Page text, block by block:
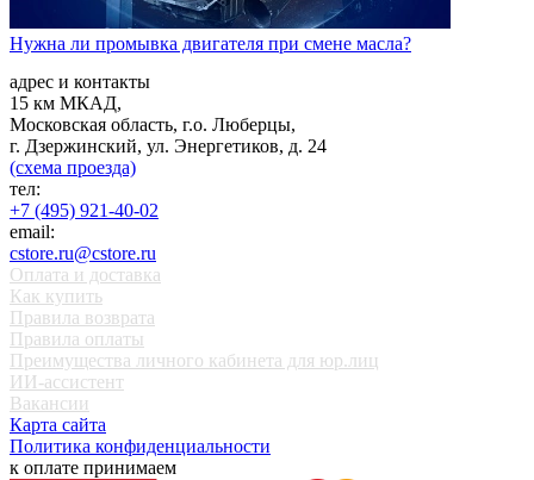
Нужна ли промывка двигателя при смене масла?
адрес и контакты
15 км МКАД,
Московская область, г.о. Люберцы,
г. Дзержинский, ул. Энергетиков, д. 24
(схема проезда)
тел:
+7 (495) 921-40-02
email:
cstore.ru@cstore.ru
Оплата и доставка
Как купить
Правила возврата
Правила оплаты
Преимущества личного кабинета для юр.лиц
ИИ-ассистент
Вакансии
Карта сайта
Политика конфиденциальности
к оплате принимаем